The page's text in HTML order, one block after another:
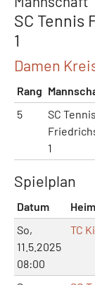
SC Tennis
1
Damen
Rang
5
SC Tennis
1
Spielplan
Datum
So,
11.5.2025
08:00
TC